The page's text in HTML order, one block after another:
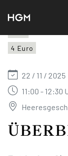
4 Euro
22 / 11 / 2025
11:00 - 12:30